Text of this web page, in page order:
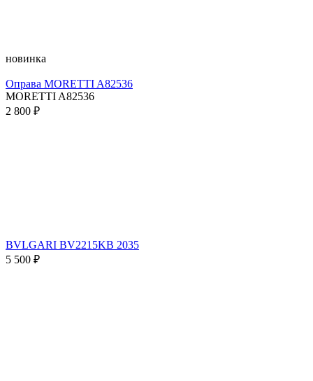
новинка
Оправа MORETTI A82536
MORETTI A82536
2 800 ₽
BVLGARI BV2215KB 2035
5 500 ₽